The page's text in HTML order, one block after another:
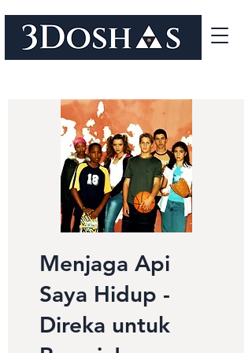
Menjaga Api
Saya Hidup -
Direka untuk